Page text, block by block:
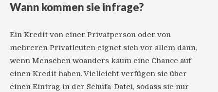
Wann kommen sie infrage?
Ein Kredit von einer Privatperson oder von
mehreren Privatleuten eignet sich vor allem dann,
wenn Menschen woanders kaum eine Chance auf
einen Kredit haben. Vielleicht verfügen sie über
einen Eintrag in der Schufa-Datei, sodass sie nur